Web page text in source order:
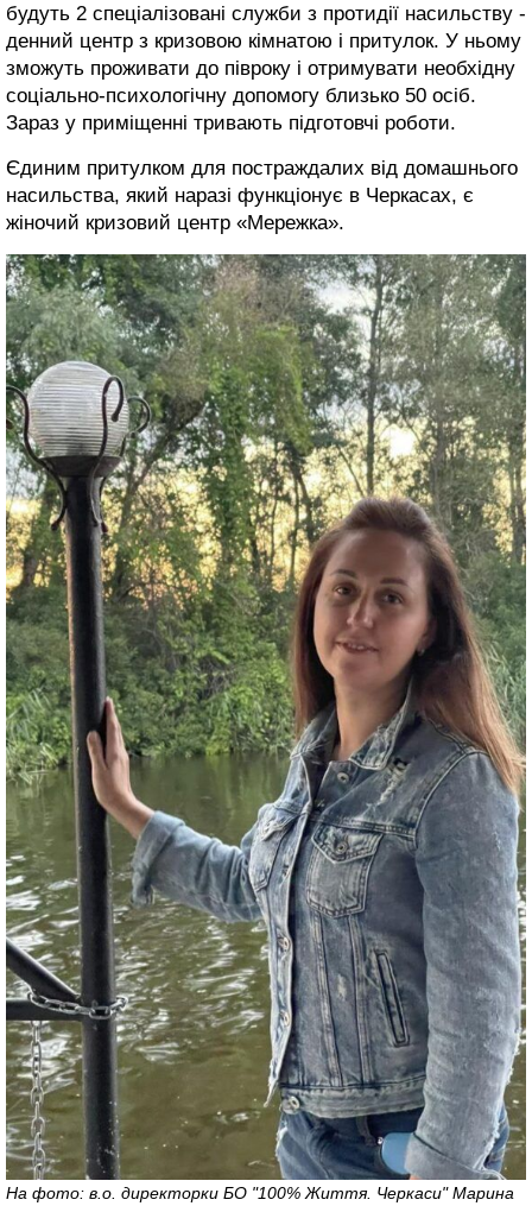
будуть 2 спеціалізовані служби з протидії насильству -
денний центр з кризовою кімнатою і притулок. У ньому
зможуть проживати до півроку і отримувати необхідну
соціально-психологічну допомогу близько 50 осіб.
Зараз у приміщенні тривають підготовчі роботи.
Єдиним притулком для постраждалих від домашнього
насильства, який наразі функціонує в Черкасах, є
жіночий кризовий центр «Мережка».
На фото: в.о. директорки БО "100% Життя. Черкаси" Марина